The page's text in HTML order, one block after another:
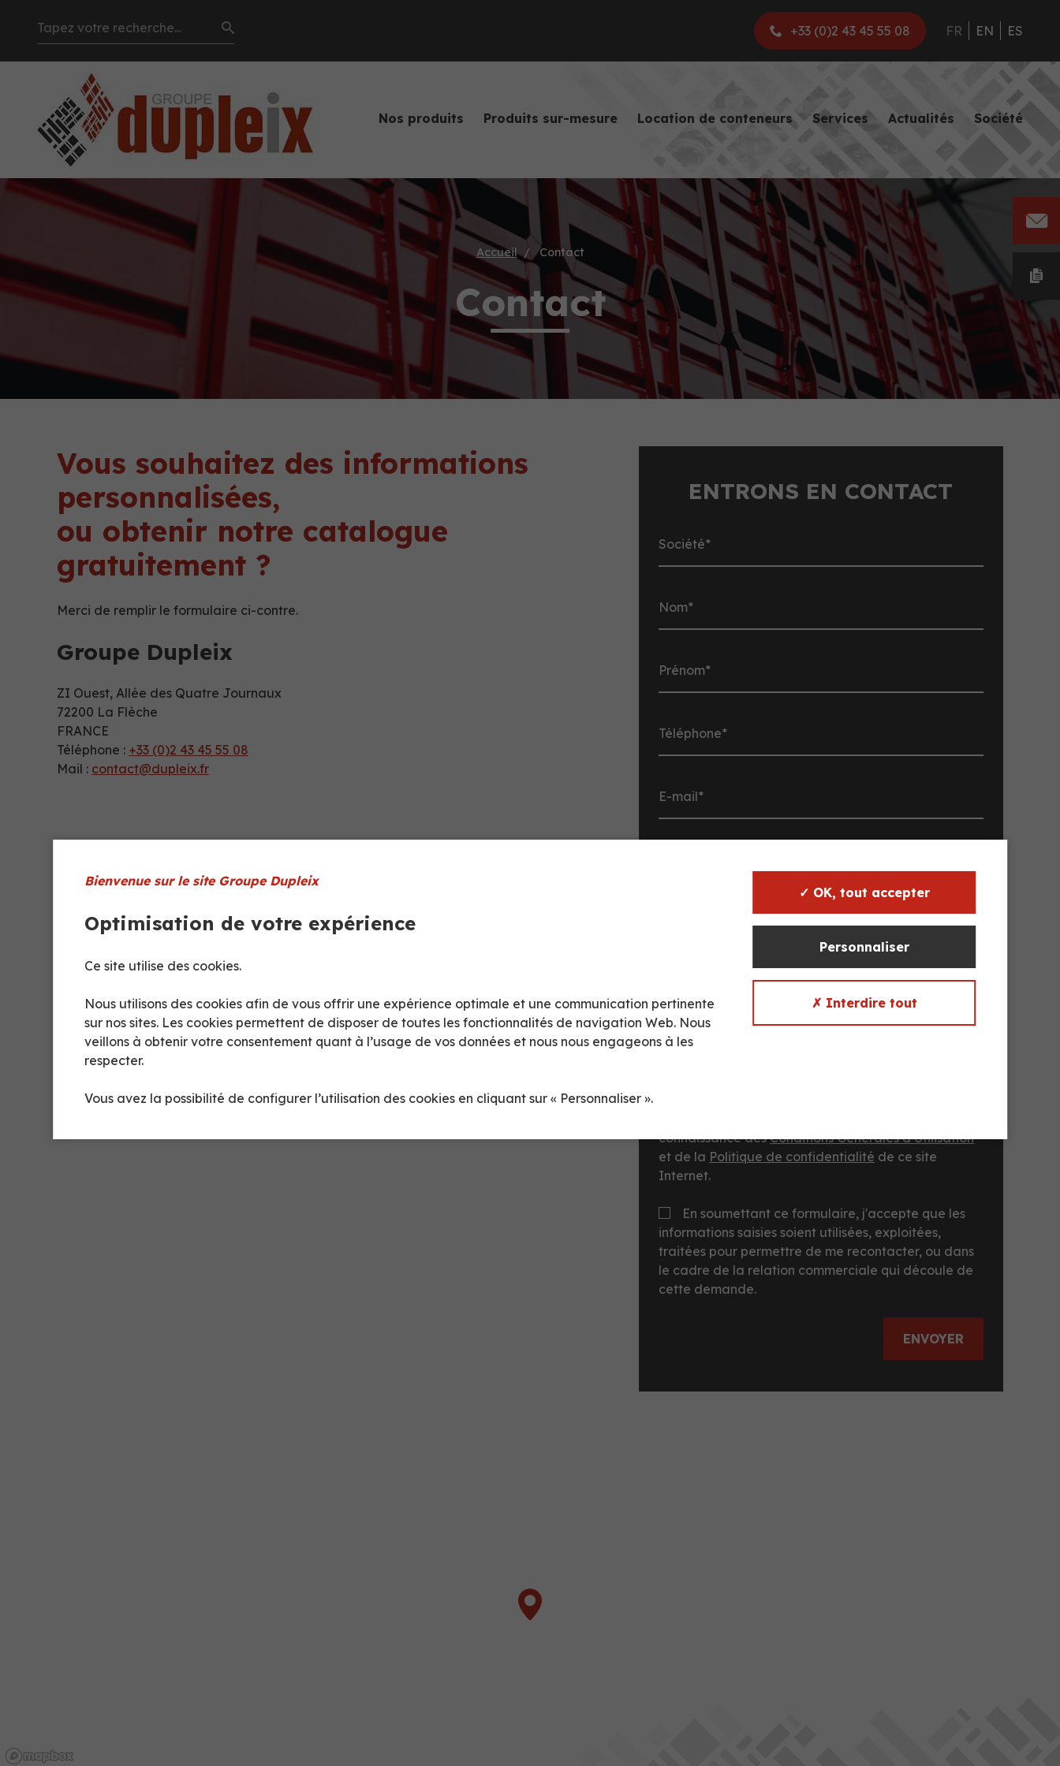
+33 (0)2 43 45 55 08 FR EN ES
Nos produits Produits sur-mesure Location de conteneurs Services Actualités Société
Accueil Contact
Contact
Vous souhaitez des informations
personnalisées,
ou obtenir notre catalogue
gratuitement ?
Merci de remplir le formulaire ci-contre.
Groupe Dupleix
ZI Ouest, Allée des Quatre Journaux
72200 La Flèche
FRANCE
Téléphone : +33 (0)2 43 45 55 08
Mail : contact@dupleix.fr
ENTRONS EN CONTACT
Combien y a-t-il de lettres dans 'Dupleix' ?
connaissance desConditions Générales d’Utilisation
et de la Politique de confidentialité de ce site
Internet.
En soumettant ce formulaire, j'accepte que les
informations saisies soient utilisées, exploitées,
traitées pour permettre de me recontacter, ou dans
le cadre de la relation commerciale qui découle de
cette demande.
Bienvenue sur le site Groupe Dupleix
Optimisation de votre expérience
Ce site utilise des cookies.
Nous utilisons des cookies afin de vous offrir une expérience optimale et une communication pertinente
sur nos sites. Les cookies permettent de disposer de toutes les fonctionnalités de navigation Web. Nous
veillons à obtenir votre consentement quant à l’usage de vos données et nous nous engageons à les
respecter.
Vous avez la possibilité de configurer l’utilisation des cookies en cliquant sur « Personnaliser ».
✓ OK, tout accepter
Personnaliser
✗ Interdire tout